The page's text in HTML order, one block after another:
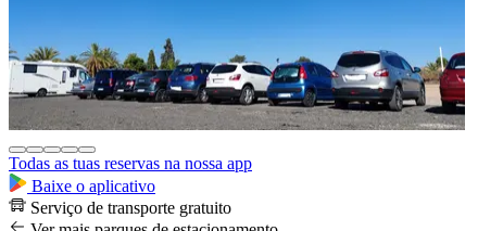
Todas as tuas reservas na nossa app
Baixe o aplicativo
Serviço de transporte gratuito